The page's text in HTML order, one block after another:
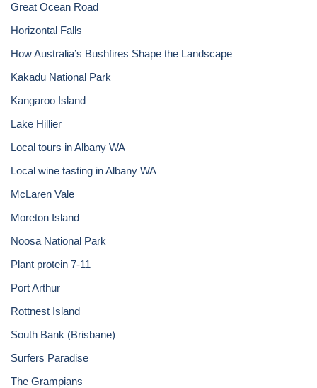
Great Ocean Road
Horizontal Falls
How Australia’s Bushfires Shape the Landscape
Kakadu National Park
Kangaroo Island
Lake Hillier
Local tours in Albany WA
Local wine tasting in Albany WA
McLaren Vale
Moreton Island
Noosa National Park
Plant protein 7-11
Port Arthur
Rottnest Island
South Bank (Brisbane)
Surfers Paradise
The Grampians